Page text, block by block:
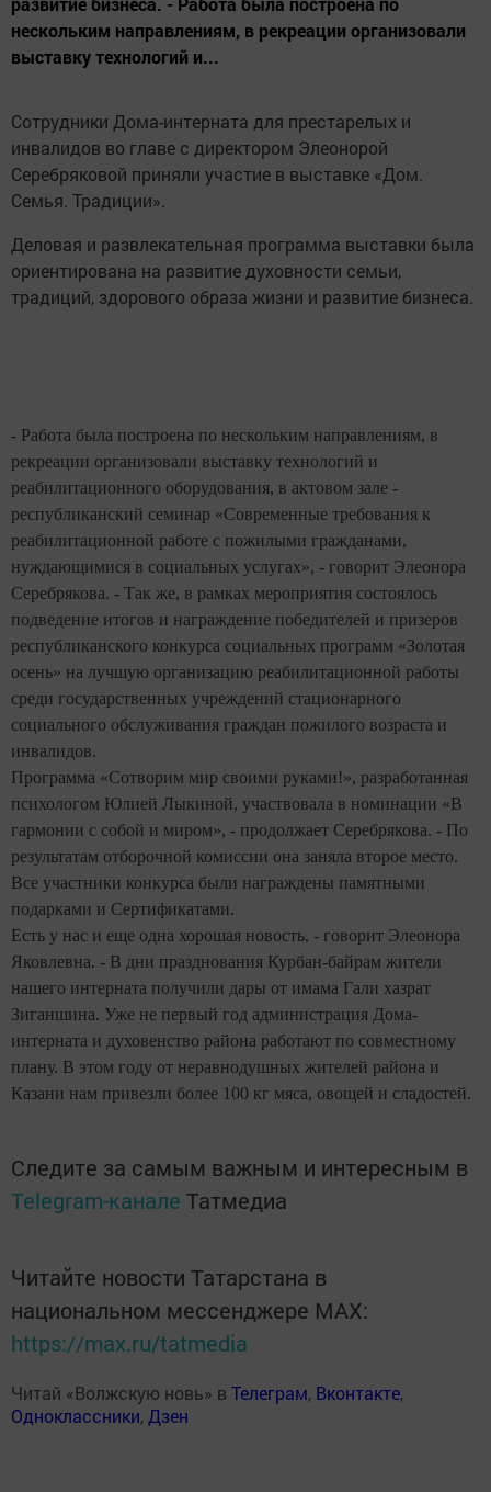
нескольким направлениям, в рекреации организовали
выставку технологий и...
Сотрудники Дома-интерната для престарелых и
инвалидов во главе с директором Элеонорой
Серебряковой приняли участие в выставке «Дом.
Семья. Традиции».
Деловая и развлекательная программа выставки была
ориентирована на развитие духовности семьи,
традиций, здорового образа жизни и развитие бизнеса.
- Работа была построена по нескольким направлениям, в
рекреации организовали выставку технологий и
реабилитационного оборудования, в актовом зале -
республиканский семинар «Современные требования к
реабилитационной работе с пожилыми гражданами,
нуждающимися в социальных услугах», - говорит Элеонора
Серебрякова. - Так же, в рамках мероприятия состоялось
подведение итогов и награждение победителей и призеров
республиканского конкурса социальных программ «Золотая
осень» на лучшую организацию реабилитационной работы
среди государственных учреждений стационарного
социального обслуживания граждан пожилого возраста и
инвалидов.
Программа «Сотворим мир своими руками!», разработанная
психологом Юлией Лыкиной, участвовала в номинации «В
гармонии с собой и миром», - продолжает Серебрякова. - По
результатам отборочной комиссии она заняла второе место.
Все участники конкурса были награждены памятными
подарками и Сертификатами.
Есть у нас и еще одна хорошая новость, - говорит Элеонора
Яковлевна. - В дни празднования Курбан-байрам жители
нашего интерната получили дары от имама Гали хазрат
Зиганшина. Уже не первый год администрация Дома-
интерната и духовенство района работают по совместному
плану. В этом году от неравнодушных жителей района и
Казани нам привезли более 100 кг мяса, овощей и сладостей.
Следите за самым важным и интересным в
Telegram-канале Татмедиа
Читайте новости Татарстана в
национальном мессенджере MАХ:
https://max.ru/tatmedia
Читай «Волжскую новь» в Телеграм, Вконтакте,
Одноклассники,Дзен